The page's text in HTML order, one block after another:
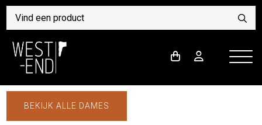
BEKIJK ALLE DAMES